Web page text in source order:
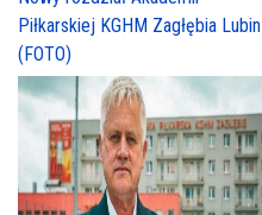
Piłkarskiej KGHM Zagłębia Lubin
(FOTO)